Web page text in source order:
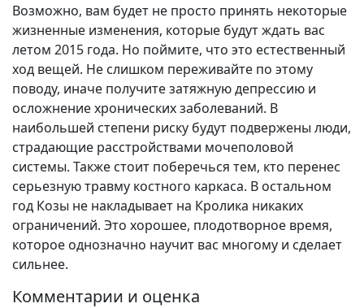
Возможно, вам будет не просто принять некоторые
жизненные изменения, которые будут ждать вас
летом 2015 года. Но поймите, что это естественный
ход вещей. Не слишком переживайте по этому
поводу, иначе получите затяжную депрессию и
осложнение хронических заболеваний. В
наибольшей степени риску будут подвержены люди,
страдающие расстройствами мочеполовой
системы. Также стоит поберечься тем, кто перенес
серьезную травму костного каркаса. В остальном
год Козы не накладывает на Кролика никаких
ограничений. Это хорошее, плодотворное время,
которое однозначно научит вас многому и сделает
сильнее.
Комментарии и оценка